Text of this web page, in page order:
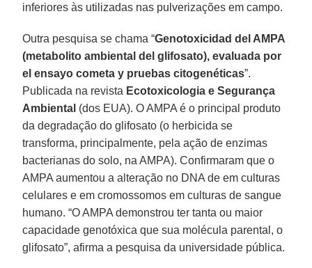
inferiores às utilizadas nas pulverizações em campo.
Outra pesquisa se chama “Genotoxicidad del AMPA
(metabolito ambiental del glifosato), evaluada por
el ensayo cometa y pruebas citogenéticas”.
Publicada na revista Ecotoxicologia e Segurança
Ambiental (dos EUA). O AMPA é o principal produto
da degradação do glifosato (o herbicida se
transforma, principalmente, pela ação de enzimas
bacterianas do solo, na AMPA). Confirmaram que o
AMPA aumentou a alteração no DNA de em culturas
celulares e em cromossomos em culturas de sangue
humano. “O AMPA demonstrou ter tanta ou maior
capacidade genotóxica que sua molécula parental, o
glifosato”, afirma a pesquisa da universidade pública.